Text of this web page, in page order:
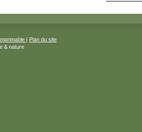
| Plan du site
& nature